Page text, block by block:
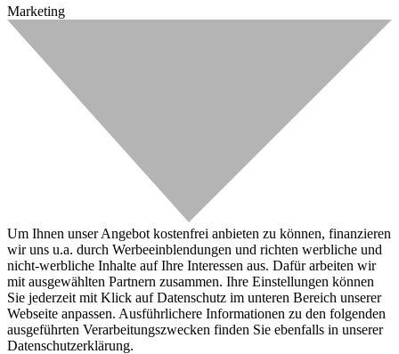
Marketing
Um Ihnen unser Angebot kostenfrei anbieten zu können, finanzieren
wir uns u.a. durch Werbeeinblendungen und richten werbliche und
nicht-werbliche Inhalte auf Ihre Interessen aus. Dafür arbeiten wir
mit ausgewählten Partnern zusammen. Ihre Einstellungen können
Sie jederzeit mit Klick auf Datenschutz im unteren Bereich unserer
Webseite anpassen. Ausführlichere Informationen zu den folgenden
ausgeführten Verarbeitungszwecken finden Sie ebenfalls in unserer
Datenschutzerklärung.